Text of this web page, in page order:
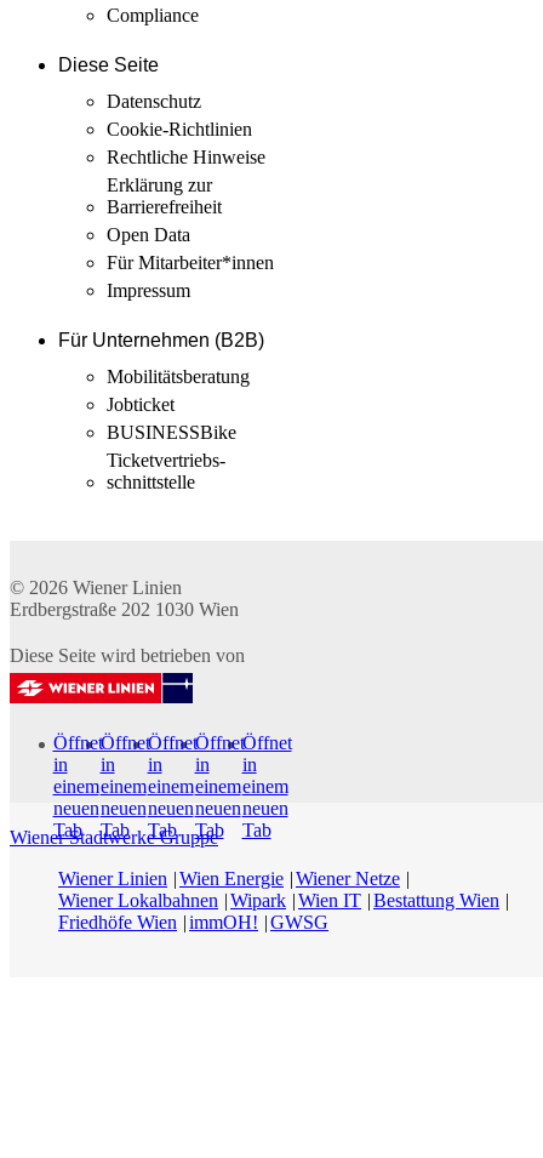
Compliance
Diese Seite
Datenschutz
Cookie-Richtlinien
Rechtliche Hinweise
Erklärung zur
Barrierefreiheit
Open Data
Für Mitarbeiter­*innen
Impressum
Für Unternehmen (B2B)
Mobilitäts­beratung
Jobticket
BUSINESSBike
Ticketvertriebs­
schnittstelle
© 2026 Wiener Linien
Erdbergstraße 202 1030 Wien
Diese Seite wird betrieben von
Öffnet
in
einem
neuen
Tab
Öffnet
in
einem
neuen
Tab
Öffnet
in
einem
neuen
Tab
Öffnet
in
einem
neuen
Tab
Öffnet
in
einem
neuen
Tab
Wiener Stadtwerke Gruppe
Wiener Linien
Wien Energie Wiener Netze
Wiener Lokalbahnen
Wipark Wien IT Bestattung Wien
Friedhöfe Wien
immOH! GWSG